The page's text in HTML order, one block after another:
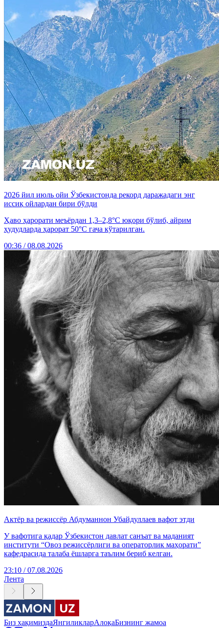
2026 йил июль ойи Ўзбекистонда рекорд даражадаги энг
иссиқ ойлардан бири бўлди
Ҳаво ҳарорати меъёрдан 1,3–2,8°C юқори бўлиб, айрим
ҳудудларда ҳарорат 50°C гача кўтарилган.
00:36 / 08.08.2026
Актёр ва режиссёр Абдуманнон Убайдуллаев вафот этди
У вафотига қадар Ўзбекистон давлат санъат ва маданият
институти “Овоз режиссёрлиги ва операторлик маҳорати”
кафедрасида талаба ёшларга таълим бериб келган.
23:10 / 07.08.2026
Лента
Биз ҳақимиздаЯнгиликларАлоқаБизнинг жамоа